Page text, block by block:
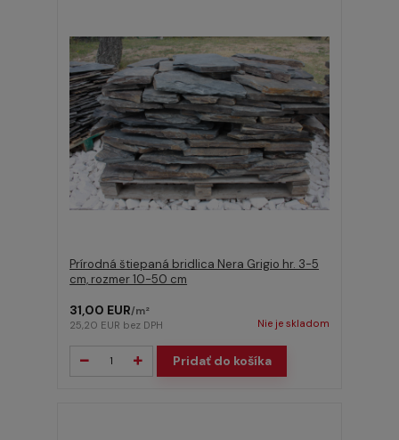
Prírodná štiepaná bridlica Nera Grigio hr. 3-5
cm, rozmer 10-50 cm
31,00 EUR/m²
25,20 EUR bez DPH Nie je skladom
Pridať do košíka